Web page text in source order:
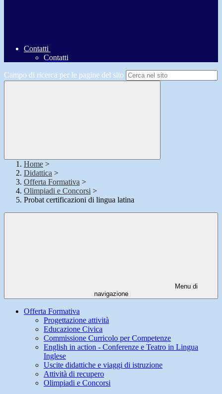
Contatti
Contatti
Campo di ricerca per le pagine del sito
Home >
Didattica >
Offerta Formativa >
Olimpiadi e Concorsi >
Probat certificazioni di lingua latina
Menu di
navigazione
Offerta Formativa
Progettazione attività
Educazione Civica
Commissione Curricolo per Competenze
English in action - Conferenze e Teatro in Lingua
Inglese
Uscite didattiche e viaggi di istruzione
Attività di recupero
Olimpiadi e Concorsi